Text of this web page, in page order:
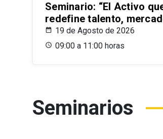
Seminario: “El Activo
redefine talento,
19 de Agosto de 2026
09:00 a 11:00 horas
Seminarios